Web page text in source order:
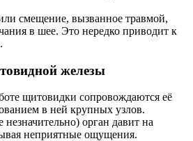
смещение, вызванное травмой,
в шее. Это нередко приводит к
железы
щитовидки сопровождаются её
в ней крупных узлов.
орган давит на
неприятные ощущения.